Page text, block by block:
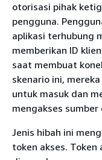
otorisasi pihak
pengguna.
aplikasi terhubung
memberikan ID
saat membuat
skenario ini,
untuk masuk dan
mengakses sumber
Jenis hibah ini
token akses. Token